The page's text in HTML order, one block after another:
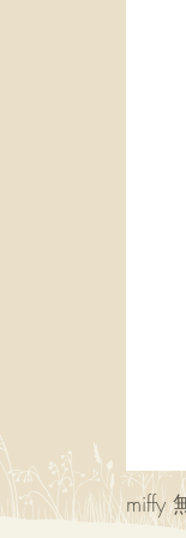
miffy